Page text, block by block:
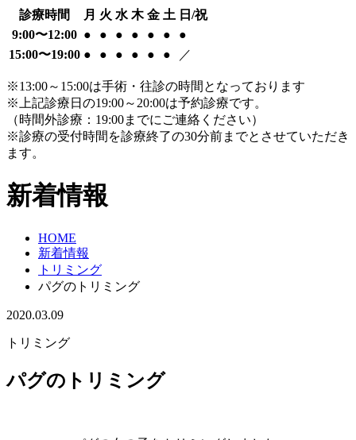
診療時間 月 火 水 木 金 土 日/祝
9:00〜12:00 ● ● ● ● ● ●
●
15:00〜19:00 ● ● ● ● ● ● ／
※13:00～15:00は手術・往診の時間となっております
※上記診療日の19:00～20:00は予約診療です。
（時間外診療：19:00までにご連絡ください）
※診療の受付時間を診療終了の30分前までとさせていただき
ます。
新着情報
HOME
新着情報
トリミング
パグのトリミング
2020.03.09
トリミング
パグのトリミング